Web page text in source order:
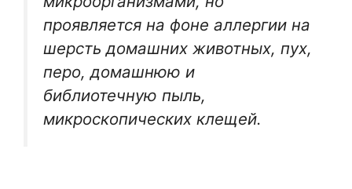
проявляется на фоне аллергии на
шерсть домашних животных, пух,
перо, домашнюю и
библиотечную пыль,
микроскопических клещей.